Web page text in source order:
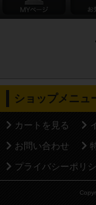
ショップメニュ
カートを見る
お問い合わせ
プライバシーポリ